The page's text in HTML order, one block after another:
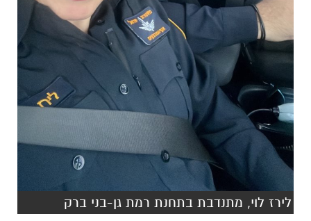
לירז לוי, מתנדבת בתחנת רמת גן-בני ברק